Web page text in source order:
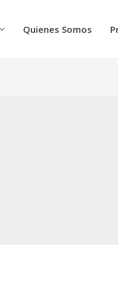
Quienes Somos